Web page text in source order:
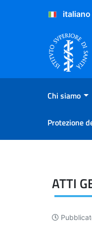
Salta al Contenuto
Salta al Footer
Chi siamo
Protezione
Atti ATTI